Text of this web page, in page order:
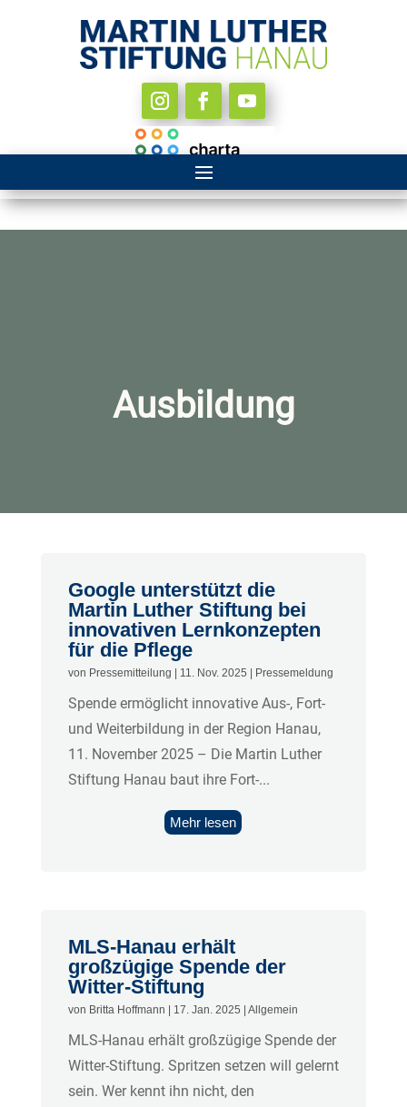
Ausbildung
Google unterstützt die
Martin Luther Stiftung bei
innovativen Lernkonzepten
für die Pflege
von Pressemitteilung 11. Nov. 2025 Pressemeldung
Spende ermöglicht innovative Aus-, Fort-
und Weiterbildung in der Region Hanau,
11. November 2025 – Die Martin Luther
Stiftung Hanau baut ihre Fort-...
Mehr lesen
MLS-Hanau erhält
großzügige Spende der
Witter-Stiftung
von Britta Hoffmann 17. Jan. 2025 Allgemein
MLS-Hanau erhält großzügige Spende der
Witter-Stiftung. Spritzen setzen will gelernt
sein. Wer kennt ihn nicht, den